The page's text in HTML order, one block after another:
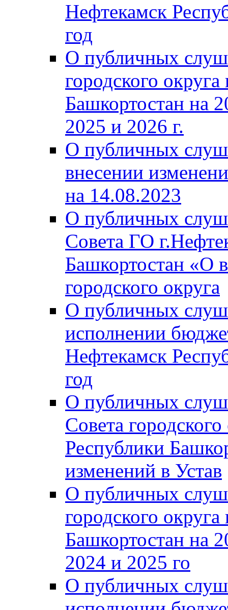
Нефтекамск
год
О публичных
городского
Башкортостан на
2025 и 2026 г.
О публичных
внесении
на 14.08.2023
О публичных
Совета ГО
Башкортостан «О
городского округа
О публичных
исполнении
Нефтекамск
год
О публичных
Совета
Республики
изменений в Устав
О публичных
городского
Башкортостан на
2024 и 2025 го
О публичных